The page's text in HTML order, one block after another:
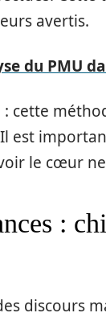
avertis.
du PMU
cette
est
le cœur
:
discours